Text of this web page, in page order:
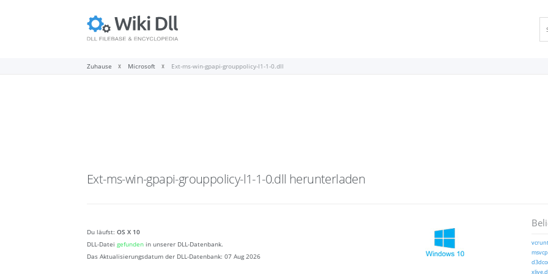
Zuhause Microsoft Ext-ms-win-gpapi-grouppolicy-l1-1-0.dll
Ext-ms-win-gpapi-grouppolicy-l1-1-0.dll herunterladen
Du läufst: OS X 10
DLL-Datei gefunden in unserer DLL-Datenbank.
Das Aktualisierungsdatum der DLL-Datenbank: 07 Aug 2026